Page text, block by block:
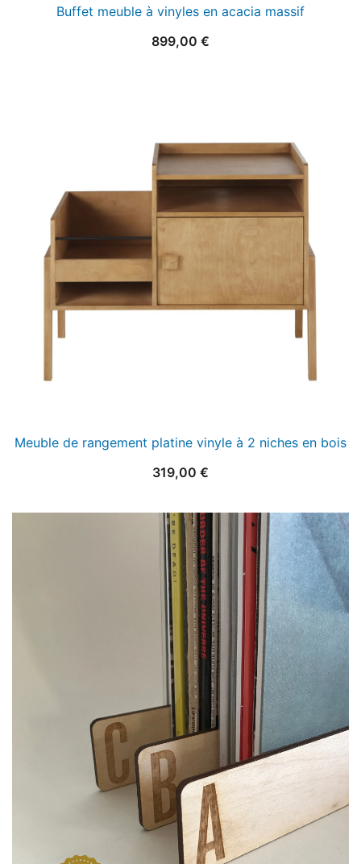
Buffet meuble à vinyles en acacia massif
899,00 €
Meuble de rangement platine vinyle à 2 niches en bois
319,00 €